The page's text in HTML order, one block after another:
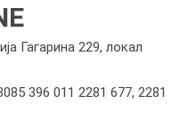
Гагарина 229, локал
396 011 2281 677, 2281